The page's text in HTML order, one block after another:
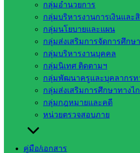
กลุ่มอำนวยการ
กลุ่มบริหารงานการเงินและ
กลุ่มนโยบายและแผน
กลุ่มส่งเสริมการจัดการศึกษา
กลุ่มบริหารงานบุคคล
กลุ่มนิเทศ ติดตามฯ
กลุ่มพัฒนาครูและบุคลากรท
กลุ่มส่งเสริมการศึกษาทางไ
กลุ่มกฎหมายและคดี
หน่วยตรวจสอบภาย
คู่มือ/เอกสาร